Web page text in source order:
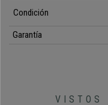
Condición
Garantía
VISTOS